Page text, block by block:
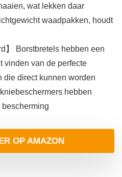
wat lekken daar
waadpakken, houdt
】 Borstbretels hebben een
vinden van de perfecte
die direct kunnen worden
hebben
OP AMAZON